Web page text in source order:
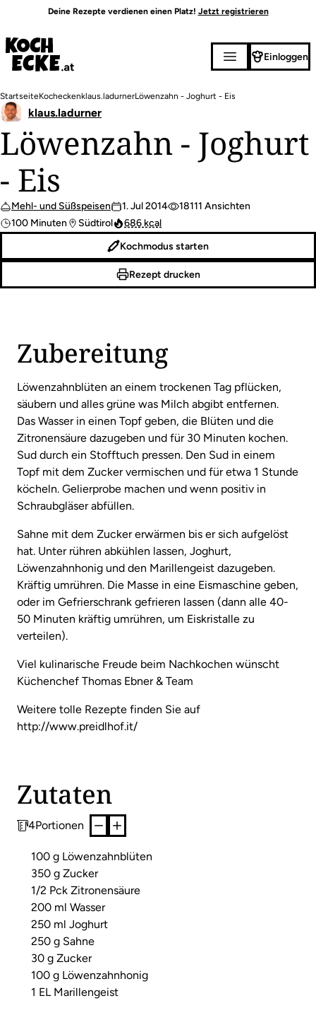
Inhalt
Deine Rezepte verdienen einen Platz! Jetzt registrieren
Einloggen
Pfadnavigation
StartseiteKocheckenklaus.ladurnerLöwenzahn - Joghurt - Eis
Löwenzahn - Joghurt
- Eis
Mehl- und Süßspeisen 1. Jul 2014
18111 Ansichten
100 Minuten
Südtirol 686 kcal
klaus.ladurner
Kochmodus starten
Rezept drucken
Zubereitung
Löwenzahnblüten an einem trockenen Tag pflücken,
säubern und alles grüne was Milch abgibt entfernen.
Das Wasser in einen Topf geben, die Blüten und die
Zitronensäure dazugeben und für 30 Minuten kochen.
Sud durch ein Stofftuch pressen. Den Sud in einem
Topf mit dem Zucker vermischen und für etwa 1 Stunde
köcheln. Gelierprobe machen und wenn positiv in
Schraubgläser abfüllen.
Sahne mit dem Zucker erwärmen bis er sich aufgelöst
hat. Unter rühren abkühlen lassen, Joghurt,
Löwenzahnhonig und den Marillengeist dazugeben.
Kräftig umrühren. Die Masse in eine Eismaschine geben,
oder im Gefrierschrank gefrieren lassen (dann alle 40-
50 Minuten kräftig umrühren, um Eiskristalle zu
verteilen).
Viel kulinarische Freude beim Nachkochen wünscht
Küchenchef Thomas Ebner & Team
Weitere tolle Rezepte finden Sie auf
http://www.preidlhof.it/
Zutaten
4Portionen
100 g Löwenzahnblüten
350 g Zucker
1/2 Pck Zitronensäure
200 ml Wasser
250 ml Joghurt
250 g Sahne
30 g Zucker
100 g Löwenzahnhonig
1 EL Marillengeist